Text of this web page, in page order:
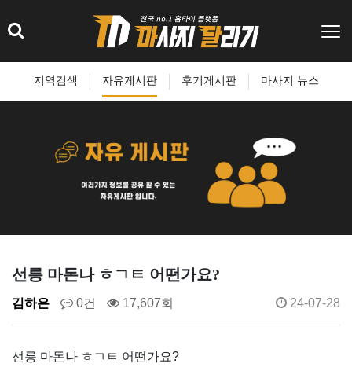
지역검색 자유게시판 후기게시판 마사지 뉴스
선릉 마돈나 ㅎㄱㅌ 어떤가요?
김하은 0건 17,607회 24-07-28
선릉 마돈나 ㅎㄱㅌ 어떤가요?